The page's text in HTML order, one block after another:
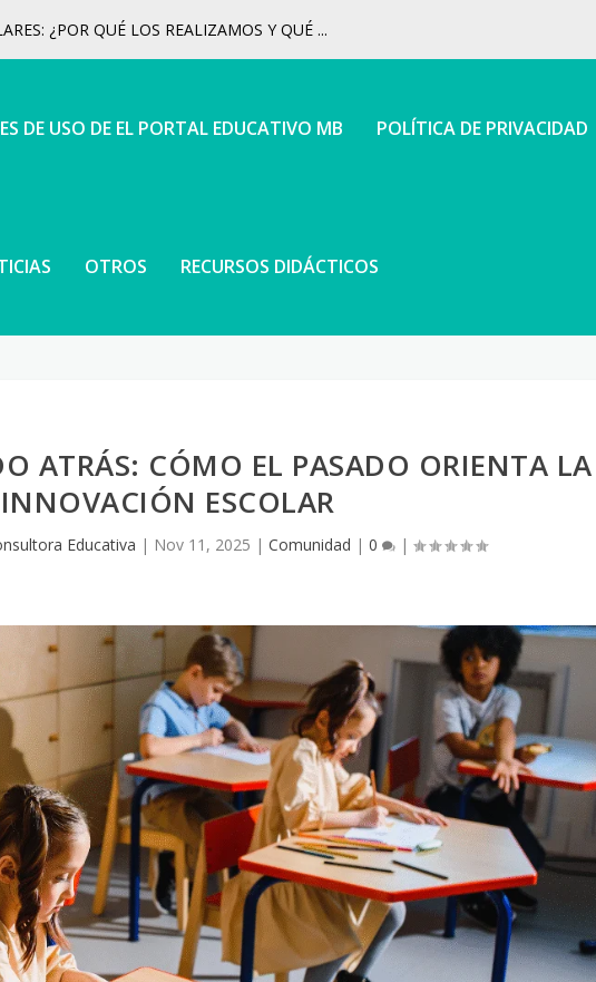
¿POR QUÉ LOS REALIZAMOS Y QUÉ ...
DE USO DE EL PORTAL EDUCATIVO MB POLÍTICA DE PRIVACIDAD
OTROS RECURSOS DIDÁCTICOS
ATRÁS: CÓMO EL PASADO ORIENTA LA
INNOVACIÓN ESCOLAR
Educativa | Nov 11, 2025 | Comunidad | 0 |